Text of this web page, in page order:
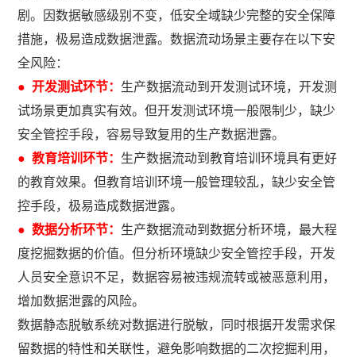
剧。因数据敏感级别不变，低安全域缺少完整的安全保障
措施，极易造成数据泄露。数据流动场景主要存在以下安
全风险：
● 开发测试环节： 生产数据流动到开发测试环境，开发测
试场景更加真实有效。但开发测试环境一般限制少，缺少
安全管控手段，容易导致复用的生产数据泄露。
● 教育培训环节： 生产数据流动到教育培训环境具有更好
的教育效果。但教育培训环境一般管理较乱，缺少安全管
控手段，极易造成数据泄露。
● 数据分析环节： 生产数据流动到数据分析环境，最大程
度挖掘数据的价值。但分析环境缺少安全管控手段，开发
人员安全意识不足，数据容易被违规流转或被恶意利用，
增加数据泄露的风险。
数据静态脱敏系统对数据进行脱敏，同时根据开发需求保
留数据的特性和关联性，避免影响数据的二次挖掘利用，